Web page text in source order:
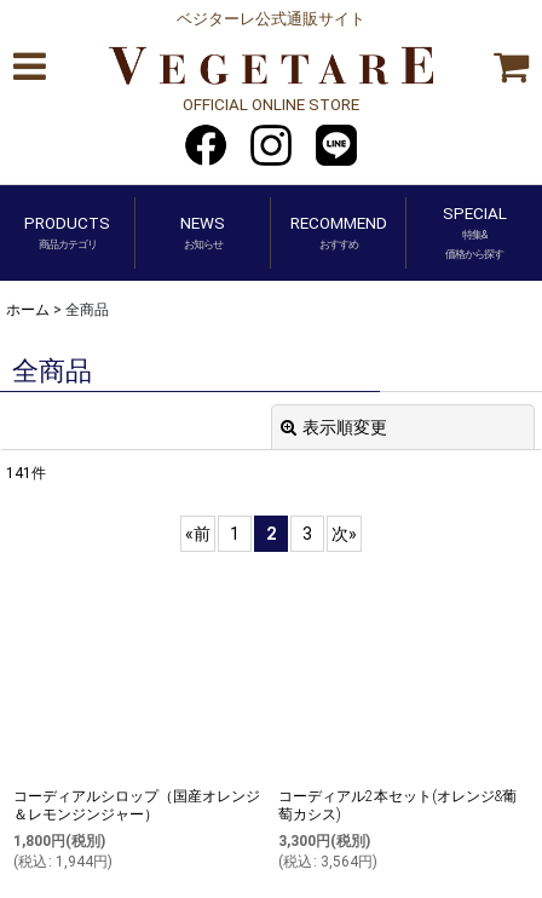
ベジターレ公式通販サイト
OFFICIAL ONLINE STORE
PRODUCTS
商品カテゴリ
NEWS
お知らせ
RECOMMEND
おすすめ
SPECIAL
特集&
価格から探す
ホーム > 全商品
全商品
表示順変更
141 件
«前 1 2 3 次»
コーディアルシロップ（国産オレンジ
＆レモンジンジャー）
1,800円 (税別)
(税込 : 1,944円)
コーディアル2本セット(オレンジ&葡
萄カシス)
3,300円 (税別)
(税込 : 3,564円)